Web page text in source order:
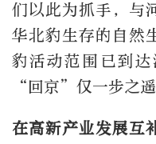
们以此为抓手，与
华北豹生存的自然
豹活动范围已到
“回京”仅一步之遥
在高新产业发展互